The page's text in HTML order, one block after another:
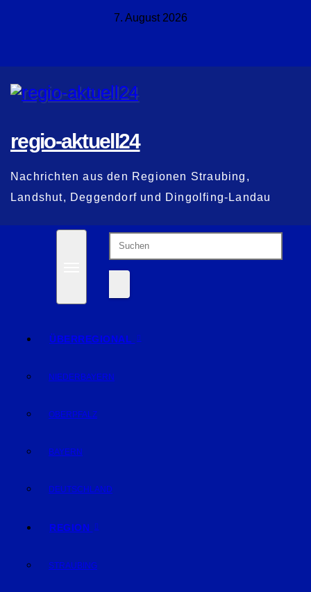
7. August 2026
regio-aktuell24
Nachrichten aus den Regionen Straubing,
Landshut, Deggendorf und Dingolfing-Landau
ÜBERREGIONAL
NIEDERBAYERN
OBERPFALZ
BAYERN
DEUTSCHLAND
REGION
STRAUBING